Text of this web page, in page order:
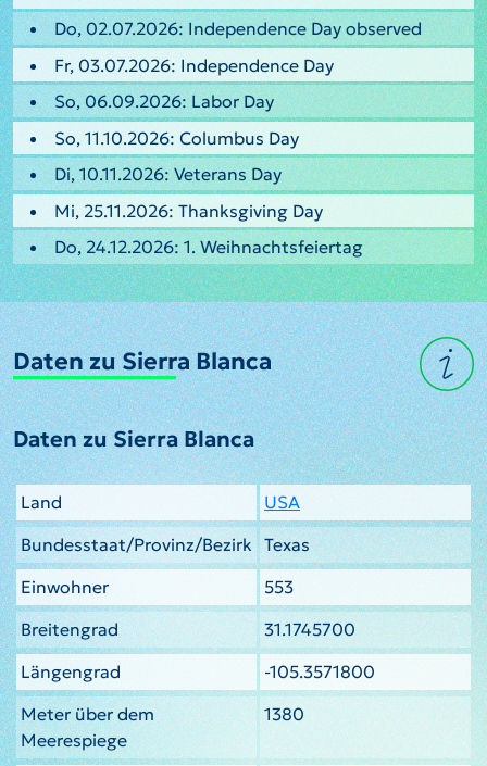
Do, 02.07.2026: Independence Day observed
Fr, 03.07.2026: Independence Day
So, 06.09.2026: Labor Day
So, 11.10.2026: Columbus Day
Di, 10.11.2026: Veterans Day
Mi, 25.11.2026: Thanksgiving Day
Do, 24.12.2026: 1. Weihnachtsfeiertag
Daten zu Sierra Blanca
Daten zu Sierra Blanca
Land
USA
Bundesstaat/Provinz/Bezirk Texas
Einwohner
553
Breitengrad
31.1745700
Längengrad
-105.3571800
Meter über dem
Meerespiege
1380